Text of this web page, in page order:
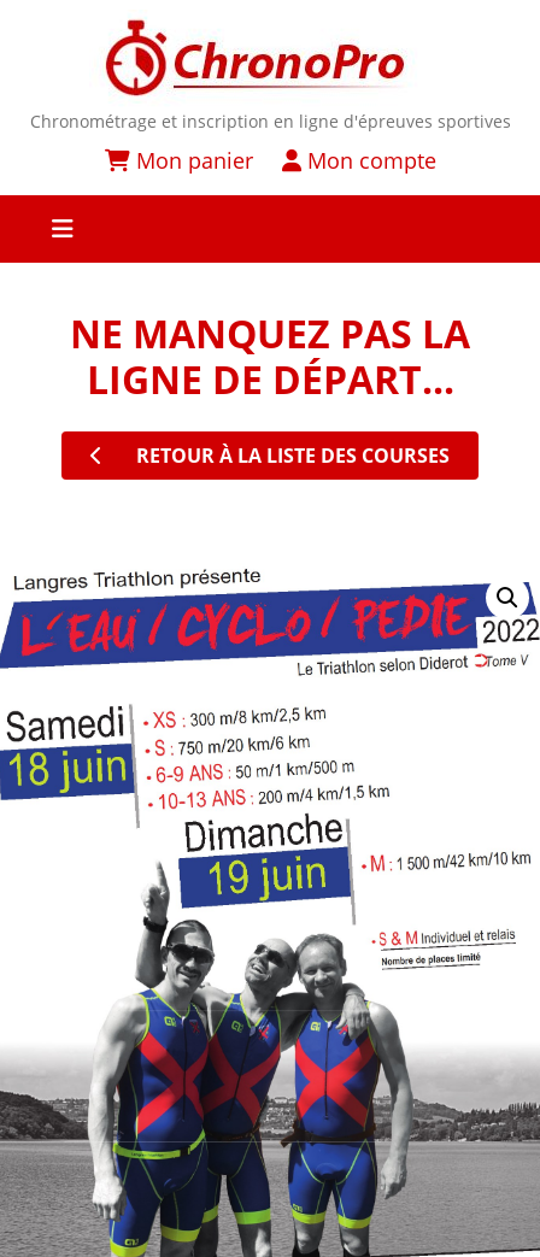
Chronométrage et inscription en ligne d'épreuves sportives
Mon panier Mon compte
NE MANQUEZ PAS LA
LIGNE DE DÉPART...
RETOUR À LA LISTE DES COURSES